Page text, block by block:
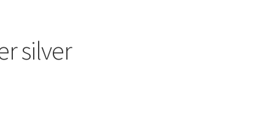
silver